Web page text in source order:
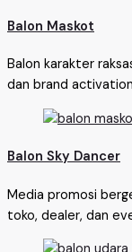
Balon Maskot
Balon karakter
dan brand
Balon Sky Dancer
Media promosi
toko, dealer, dan